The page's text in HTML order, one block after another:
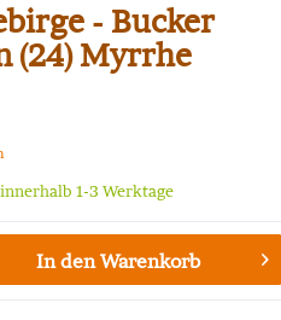
- Bucker
(24) Myrrhe
1-3 Werktage
In den Warenkorb